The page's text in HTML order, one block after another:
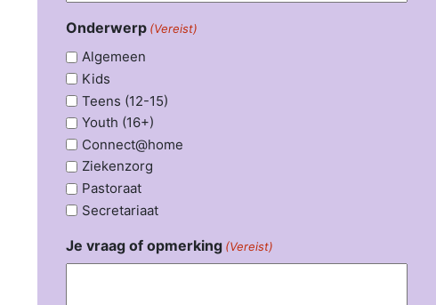
Onderwerp (Vereist)
Algemeen
Kids
Teens (12-15)
Youth (16+)
Connect@home
Ziekenzorg
Pastoraat
Secretariaat
Je vraag of opmerking (Vereist)